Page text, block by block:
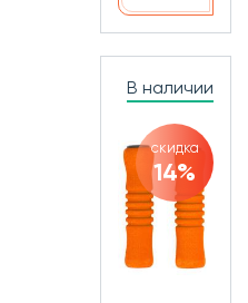
В наличии
скидка
14%